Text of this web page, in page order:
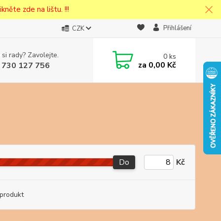
zde na lištu. !!!
CZK Přihlášení
rady? Zavolejte.
127 756
0ks
za 0,00 Kč
Do Kč
v